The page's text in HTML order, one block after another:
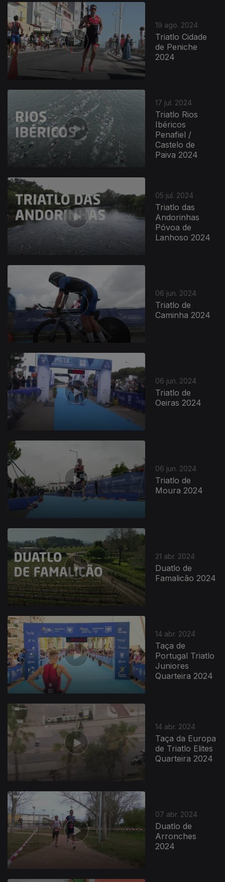
19 ago. 2024
Triatlo Cidade
de Peniche
2024
17 jul. 2024
Triatlo Rios
Ibéricos
Penafiel /
Castelo de
Paiva 2024
05 jul. 2024
Triatlo das
Andorinhas
Póvoa de
Lanhoso 2024
06 jun. 2024
Triatlo de
Caminha 2024
06 jun. 2024
Triatlo de
Oeiras 2024
06 jun. 2024
Triatlo de
Moura 2024
21 abr. 2024
Duatlo de
Famalicão 2024
14 abr. 2024
Taça de
Portugal Triatlo
Juniores
Quarteira 2024
14 abr. 2024
Taça da Europa
de Triatlo Elites
Quarteira 2024
764037
07 abr. 2024
Duatlo de
Arronches
2024
763971